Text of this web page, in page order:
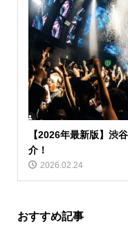
【2026年最新版】渋
介！
2026.02.24
おすすめ記事